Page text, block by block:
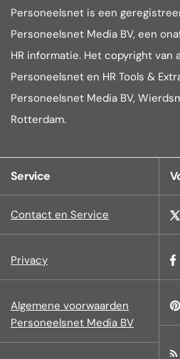
Personeelsnet is een
Personeelsnet Media BV, een
HR informatie. Het copyright van
Personeelsnet en HR Tools &
Personeelsnet Media BV,
Rotterdam.
Service
Contact en Service
Privacy
Algemene voorwaarden
Personeelsnet Media BV